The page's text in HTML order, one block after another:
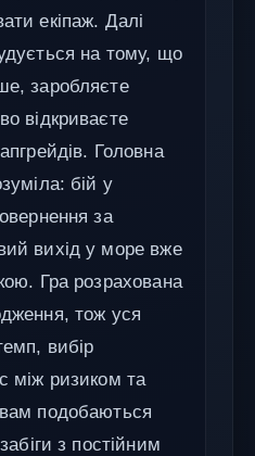
екіпаж. Далі
на тому, що
заробляєте
відкриваєте
Головна
бій у
за
вихід у море вже
Гра розрахована
тож уся
вибір
між ризиком та
подобаються
з постійним